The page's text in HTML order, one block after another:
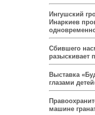
Ингушский
Инаркиев
Сбившего
разыскивает
Выставка
глазами
машине